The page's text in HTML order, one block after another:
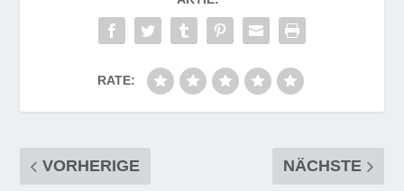
RATE:
VORHERIGE NÄCHSTE